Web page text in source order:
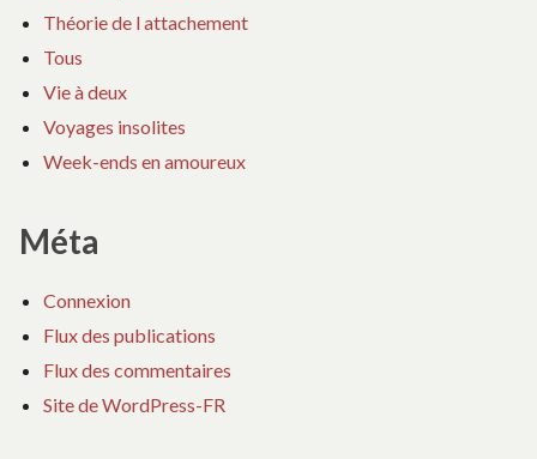
Théorie de l attachement
Tous
Vie à deux
Voyages insolites
Week-ends en amoureux
Méta
Connexion
Flux des publications
Flux des commentaires
Site de WordPress-FR